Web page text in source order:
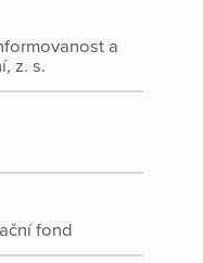
a
z. s.
fond